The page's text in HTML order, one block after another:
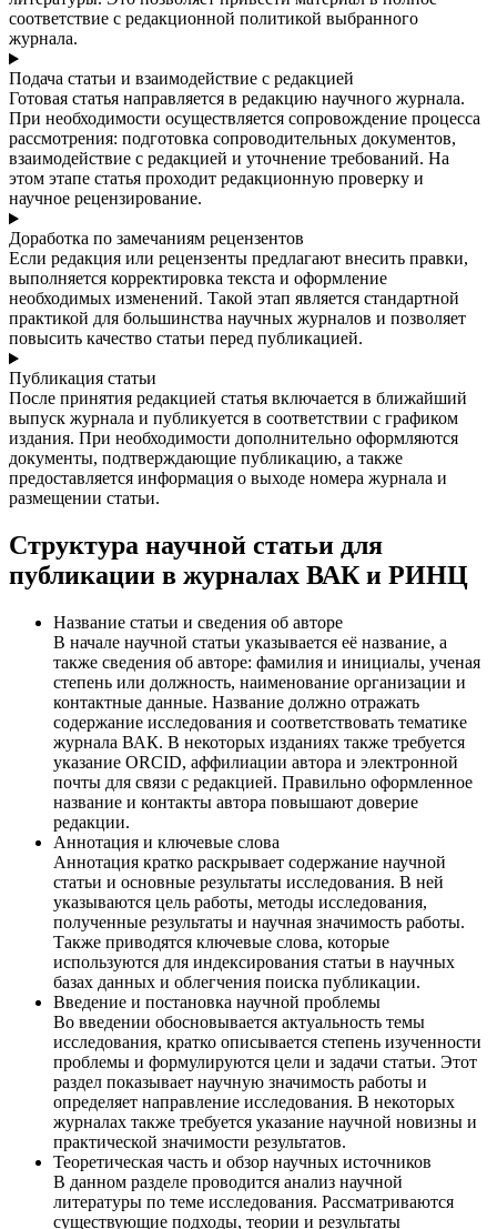
соответствие с редакционной политикой выбранного
журнала.
Подача статьи и взаимодействие с редакцией
Готовая статья направляется в редакцию научного журнала.
При необходимости осуществляется сопровождение процесса
рассмотрения: подготовка сопроводительных документов,
взаимодействие с редакцией и уточнение требований. На
этом этапе статья проходит редакционную проверку и
научное рецензирование.
Доработка по замечаниям рецензентов
Если редакция или рецензенты предлагают внесить правки,
выполняется корректировка текста и оформление
необходимых изменений. Такой этап является стандартной
практикой для большинства научных журналов и позволяет
повысить качество статьи перед публикацией.
Публикация статьи
После принятия редакцией статья включается в ближайший
выпуск журнала и публикуется в соответствии с графиком
издания. При необходимости дополнительно оформляются
документы, подтверждающие публикацию, а также
предоставляется информация о выходе номера журнала и
размещении статьи.
Структура научной статьи для
публикации в журналах ВАК и РИНЦ
Название статьи и сведения об авторе
В начале научной статьи указывается её название, а
также сведения об авторе: фамилия и инициалы, ученая
степень или должность, наименование организации и
контактные данные. Название должно отражать
содержание исследования и соответствовать тематике
журнала ВАК. В некоторых изданиях также требуется
указание ORCID, аффилиации автора и электронной
почты для связи с редакцией. Правильно оформленное
название и контакты автора повышают доверие
редакции.
Аннотация и ключевые слова
Аннотация кратко раскрывает содержание научной
статьи и основные результаты исследования. В ней
указываются цель работы, методы исследования,
полученные результаты и научная значимость работы.
Также приводятся ключевые слова, которые
используются для индексирования статьи в научных
базах данных и облегчения поиска публикации.
Введение и постановка научной проблемы
Во введении обосновывается актуальность темы
исследования, кратко описывается степень изученности
проблемы и формулируются цели и задачи статьи. Этот
раздел показывает научную значимость работы и
определяет направление исследования. В некоторых
журналах также требуется указание научной новизны и
практической значимости результатов.
Теоретическая часть и обзор научных источников
В данном разделе проводится анализ научной
литературы по теме исследования. Рассматриваются
существующие подходы, теории и результаты